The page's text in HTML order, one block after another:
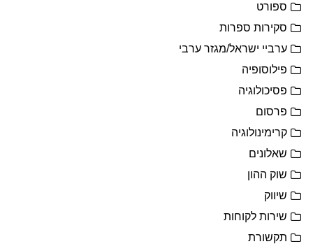
ספורט
סקירות ספרות
ערביי ישראל/מגזר ערבי
פילוסופיה
פסיכולוגיה
פרסום
קרימינולוגיה
שאלונים
שוק ההון
שיווק
שירות לקוחות
תקשורת